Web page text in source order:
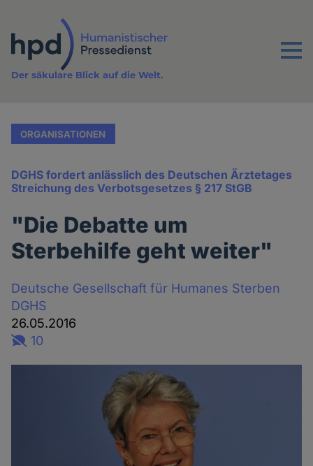
Inhalt
Menu
Der säkulare Blick auf die Welt.
ORGANISATIONEN
DGHS fordert anlässlich des Deutschen Ärztetages
Streichung des Verbotsgesetzes § 217 StGB
"Die Debatte um
Sterbehilfe geht weiter"
Deutsche Gesellschaft für Humanes Sterben
DGHS
26.05.2016
10